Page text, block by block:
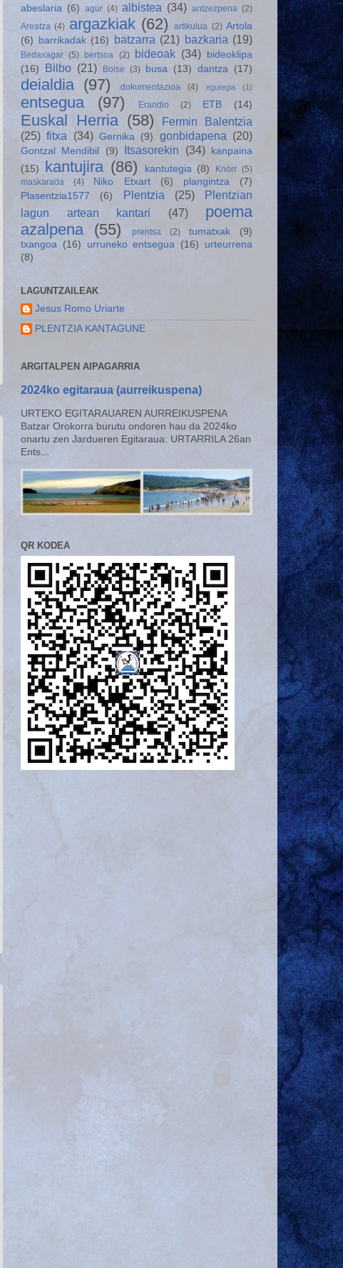
abeslaria (6) agur (4) albistea (34) antzezpena (2)
Areatza (4) argazkiak (62) artikulua (2) Artola
(6)
barrikadak (16) batzarra (21) bazkaria (19)
Bedaxagar (5) bertsoa (2) bideoak (34)
bideoklipa
(16)
Bilbo (21) Boise (3) busa (13) dantza (17)
deialdia (97) dokumentazioa (4) egutegia (1)
entsegua (97) Erandio (2) ETB (14)
Euskal Herria (58)
Fermin Balentzia
(25) fitxa (34) Gernika (9) gonbidapena (20)
Gontzal Mendibil (9) Itsasorekin (34)
kanpaina
(15)
kantujira (86) kantutegia (8) Knörr (5)
maskarada
(4) Niko Etxart (6) plangintza
(7)
Plasentzia1577
(6) Plentzia (25)
Plentzian
lagun artean kantari
(47)
poema
azalpena
(55) prentsa (2) tumatxak
(9)
txangoa (16) urruneko entsegua (16)
urteurrena
(8)
LAGUNTZAILEAK
Jesus Romo Uriarte
PLENTZIA KANTAGUNE
ARGITALPEN AIPAGARRIA
2024ko egitaraua (aurreikuspena)
URTEKO EGITARAUAREN AURREIKUSPENA
Batzar Orokorra burutu ondoren hau da 2024ko
onartu zen Jardueren Egitaraua: URTARRILA 26an
Ents...
QR KODEA